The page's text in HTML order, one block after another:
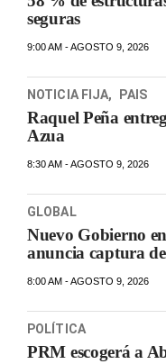
seguras
9:00 AM - AGOSTO 9, 2026
NOTICIA FIJA, PAIS
Raquel Peña
Azua
8:30 AM - AGOSTO 9, 2026
GLOBAL
Nuevo Gobierno
anuncia captura
8:00 AM - AGOSTO 9, 2026
POLÍTICA
PRM escogerá a